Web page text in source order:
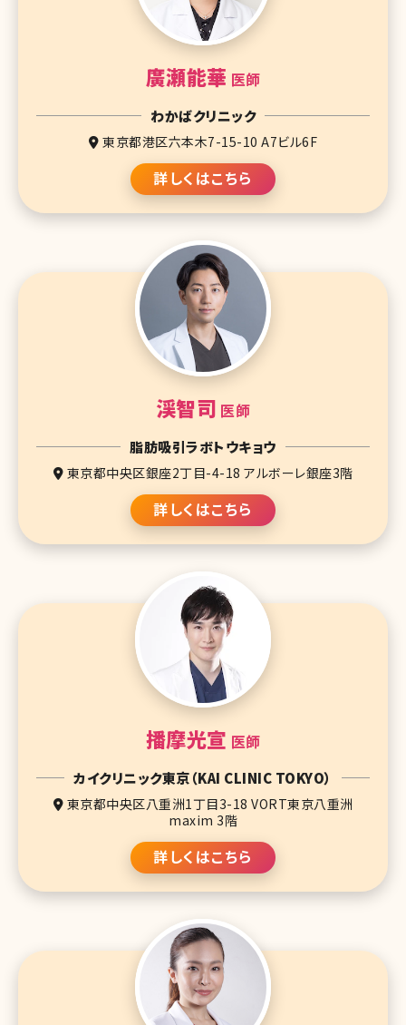
廣瀬能華 医師
わかばクリニック
東京都港区六本木7-15-10 A7ビル6F
詳しくはこちら
渓智司 医師
脂肪吸引ラボトウキョウ
東京都中央区銀座2丁目-4-18 アルボーレ銀座3階
詳しくはこちら
播摩光宣 医師
カイクリニック東京（KAI CLINIC TOKYO）
東京都中央区八重洲1丁目3-18 VORT東京八重洲
maxim 3階
詳しくはこちら